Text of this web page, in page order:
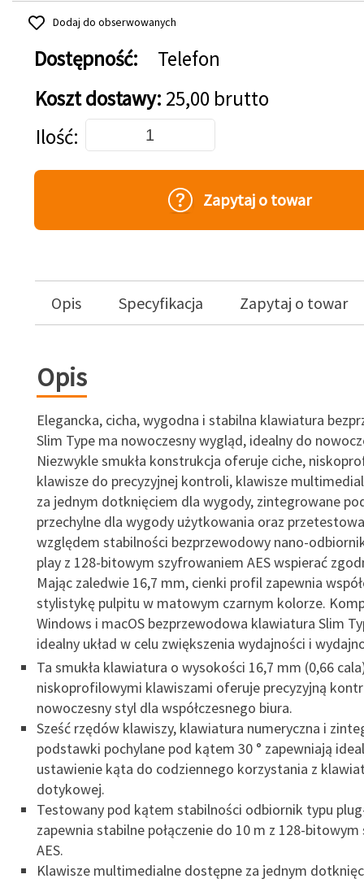
Dodaj do obserwowanych
Dostępność:
Telefon
Koszt dostawy: 25,00 brutto
Dodaj do koszyka
Ilość
Zapytaj o towar
Opis Specyfikacja Zapytaj o towar
Opis
Elegancka, cicha, wygodna i stabilna klawiatura
Slim Type ma nowoczesny wygląd, idealny do
Niezwykle smukła konstrukcja oferuje ciche,
klawisze do precyzyjnej kontroli, klawisze
za jednym dotknięciem dla wygody, zintegrowane
przechylne dla wygody użytkowania oraz
względem stabilności bezprzewodowy nano-
play z 128-bitowym szyfrowaniem AES wspierać
Mając zaledwie 16,7 mm, cienki profil zapewnia
stylistykę pulpitu w matowym czarnym kolorze.
Windows i macOS bezprzewodowa klawiatura Slim
idealny układ w celu zwiększenia wydajności i
Ta smukła klawiatura o wysokości 16,7 mm (0,66
niskoprofilowymi klawiszami oferuje precyzyjną
nowoczesny styl dla współczesnego biura.
Sześć rzędów klawiszy, klawiatura numeryczna i
podstawki pochylane pod kątem 30 ° zapewniają
ustawienie kąta do codziennego korzystania z
dotykowej.
Testowany pod kątem stabilności odbiornik typu
zapewnia stabilne połączenie do 10 m z 128-
AES.
Klawisze multimedialne dostępne za jednym